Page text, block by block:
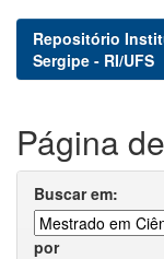
Repositório
Sergipe - RI/UFS
Página
Buscar em:
por